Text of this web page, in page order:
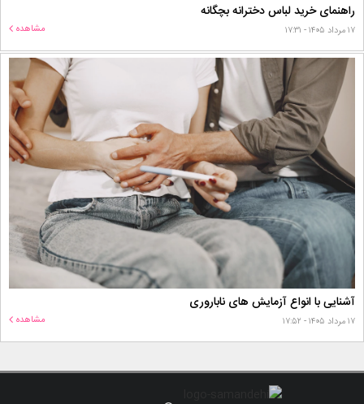
راهنمای خرید لباس دخترانه بچگانه
۱۷ مرداد ۱۴۰۵ - ۱۷:۳۱ مشاهده
آشنایی با انواع آزمایش های ناباروری
۱۷ مرداد ۱۴۰۵ - ۱۷:۵۲ مشاهده